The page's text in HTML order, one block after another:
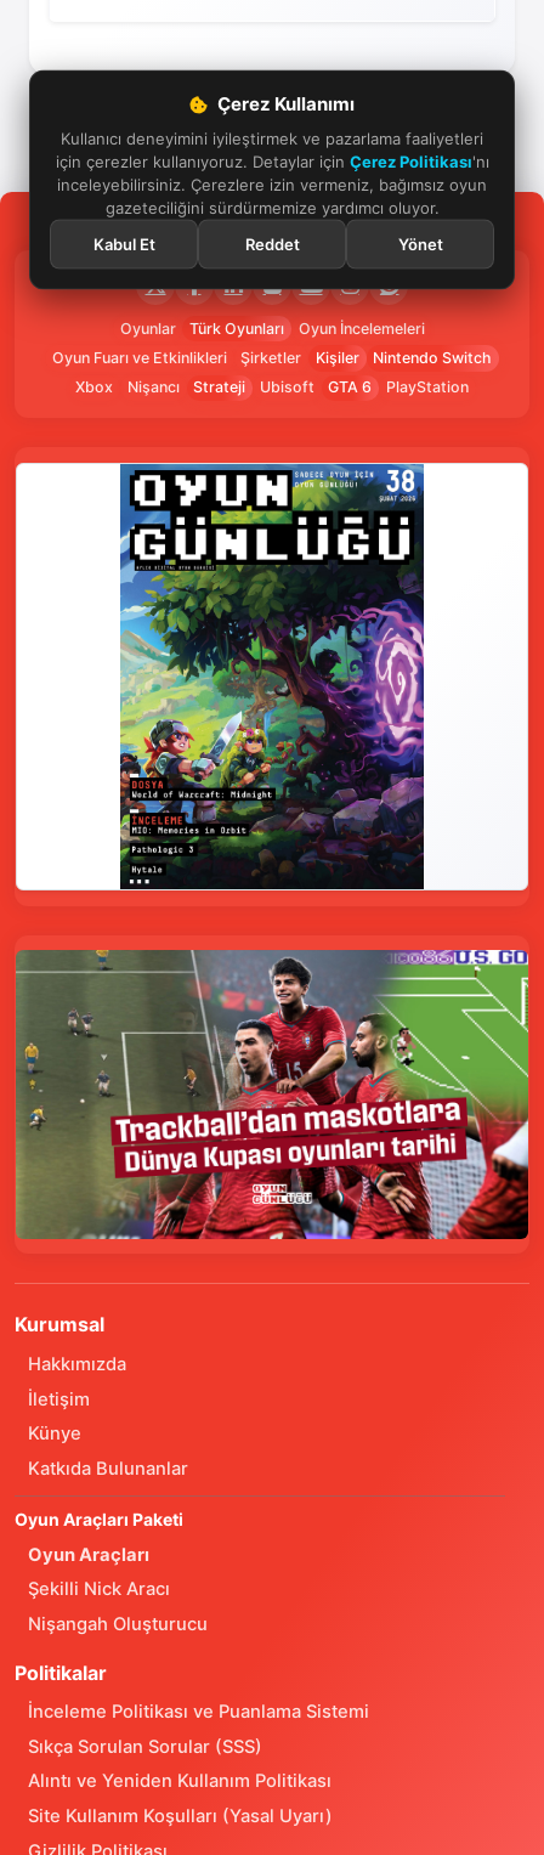
Çerez Kullanımı
Kullanıcı deneyimini iyileştirmek ve pazarlama faaliyetleri
için çerezler kullanıyoruz. Detaylar için Çerez Politikası'nı
inceleyebilirsiniz. Çerezlere izin vermeniz, bağımsız oyun
gazeteciliğini sürdürmemize yardımcı oluyor.
Kabul Et
Reddet Yönet
Oyunlar Türk Oyunları
Oyun İncelemeleri
Oyun Fuarı ve Etkinlikleri
Şirketler Kişiler
Nintendo Switch
Xbox
Nişancı Strateji Ubisoft GTA 6 PlayStation
Kurumsal
Hakkımızda
İletişim
Künye
Katkıda Bulunanlar
Oyun Araçları Paketi
Oyun Araçları
Şekilli Nick Aracı
Nişangah Oluşturucu
Politikalar
İnceleme Politikası ve Puanlama Sistemi
Sıkça Sorulan Sorular (SSS)
Alıntı ve Yeniden Kullanım Politikası
Site Kullanım Koşulları (Yasal Uyarı)